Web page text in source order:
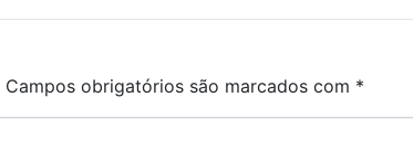
Campos obrigatórios são marcados com *